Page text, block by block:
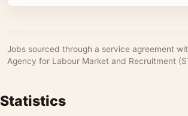
Jobs sourced through a service agreement
Agency for Labour Market and Recruitment
Statistics